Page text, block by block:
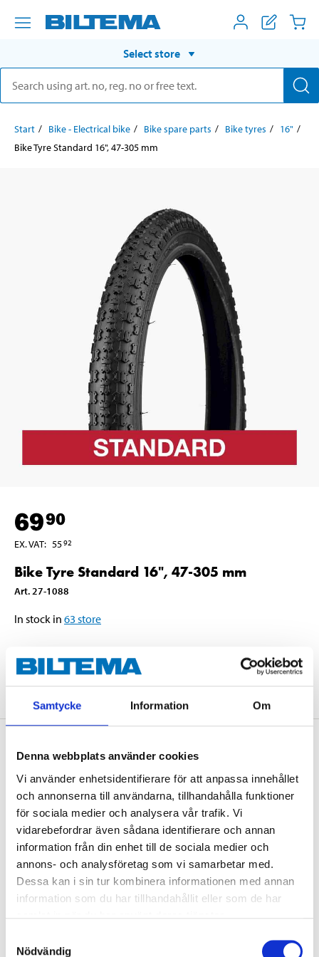
Samtycke Information Om
Denna webbplats använder cookies
Vi använder enhetsidentifierare för att anpassa innehållet
och annonserna till användarna, tillhandahålla funktioner
för sociala medier och analysera vår trafik. Vi
vidarebefordrar även sådana identifierare och annan
information från din enhet till de sociala medier och
annons- och analysföretag som vi samarbetar med.
Dessa kan i sin tur kombinera informationen med annan
information som du har tillhandahållit eller som de har
Nödvändig
Select store
Start Bike - Electrical bike Bike spare parts Bike tyres
16"
Bike Tyre Standard 16", 47-305 mm
6990
EX. VAT: 5592
Bike Tyre Standard 16", 47-305 mm
Art. 27-1088
In stock in 63 store
Bike tyres for city and standard bikes.
Technical specifications
Size
47–305 mm